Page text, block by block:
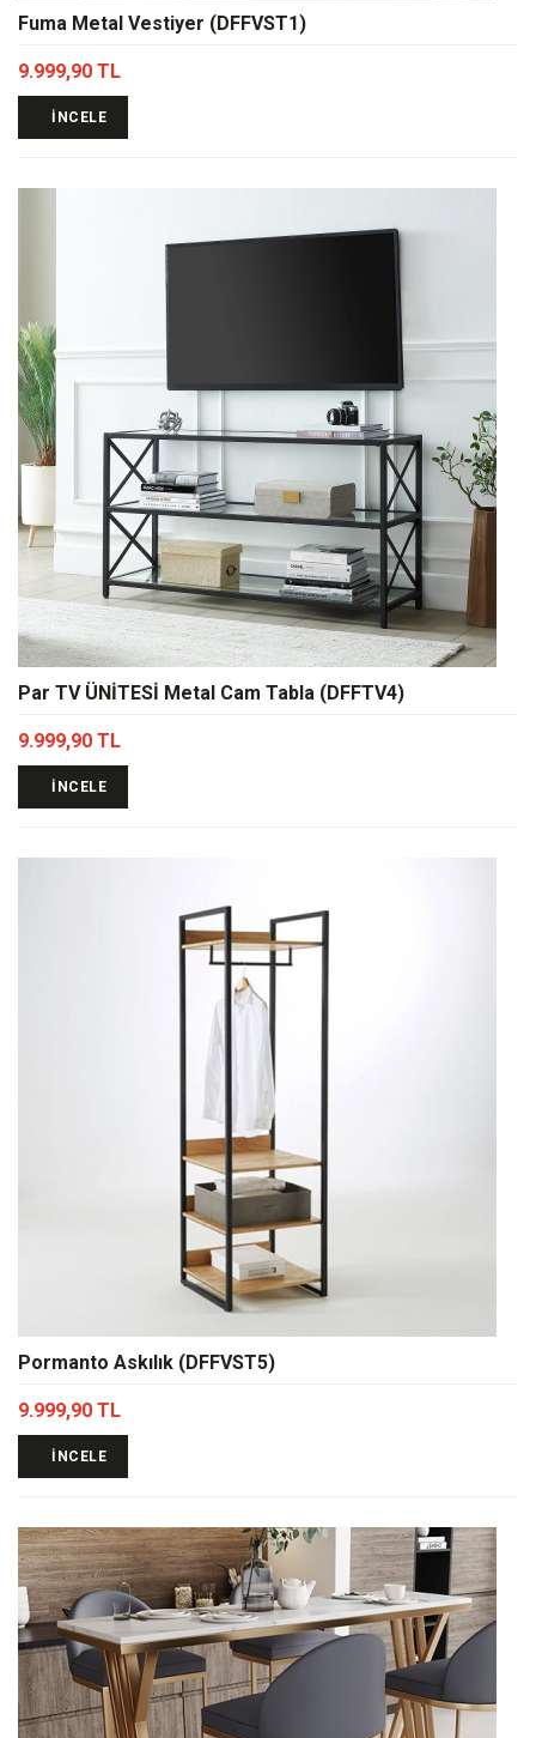
Fuma Metal Vestiyer (DFFVST1)
9.999,90 TL
İNCELE
Par TV ÜNİTESİ Metal Cam Tabla (DFFTV4)
9.999,90 TL
İNCELE
Pormanto Askılık (DFFVST5)
9.999,90 TL
İNCELE